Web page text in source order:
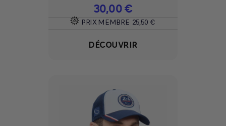
Prix
30,00 €
PRIX MEMBRE 25,50 €
DÉCOUVRIR